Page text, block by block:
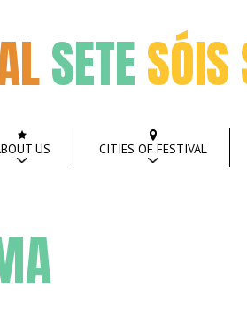
SETESÓIS
US CITIES OF FESTIVAL